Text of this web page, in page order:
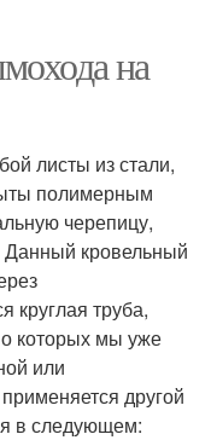
на
листы из стали,
полимерным
черепицу,
кровельный
круглая труба,
о которых мы уже
или
другой
в следующем: